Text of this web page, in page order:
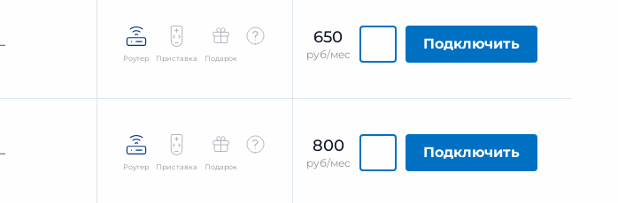
Роутер Приставка Подарок
650
руб/мес
Подключить
Роутер Приставка Подарок
800
руб/мес
Подключить